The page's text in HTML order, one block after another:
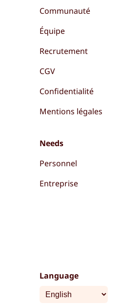
Communauté
Équipe
Recrutement
CGV
Confidentialité
Mentions légales
Needs
Personnel
Entreprise
Language